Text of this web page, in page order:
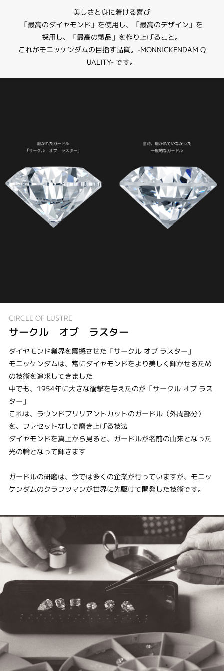
美しさと身に着ける喜び
「最高のダイヤモンド」を使用し、「最高のデザイン」を
採用し、「最高の製品」を作り上げること。
これがモニッケンダムの目指す品質。-MONNICKENDAM Q
UALITY- です。
CIRCLE OF LUSTRE
サークル オブ ラスター
ダイヤモンド業界を震撼させた「サークル オブ ラスター」
モニッケンダムは、常にダイヤモンドをより美しく輝かせるため
の技術を追求してきました
中でも、1954年に大きな衝撃を与えたのが「サークル オブ ラス
ター」
これは、ラウンドブリリアントカットのガードル（外周部分）
を、ファセットなしで磨き上げる技法
ダイヤモンドを真上から見ると、ガードルが名前の由来となった
光の輪となって輝きます
ガードルの研磨は、今では多くの企業が行っていますが、モニッ
ケンダムのクラフツマンが世界に先駆けて開発した技術です。